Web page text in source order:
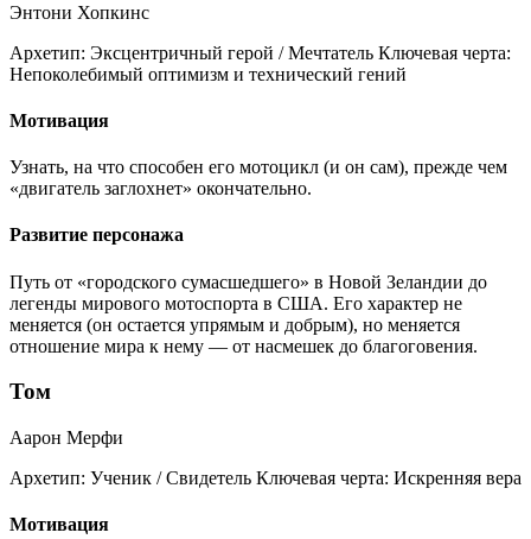
Энтони Хопкинс
Архетип: Эксцентричный герой / Мечтатель Ключевая черта:
Непоколебимый оптимизм и технический гений
Мотивация
Узнать, на что способен его мотоцикл (и он сам), прежде чем
«двигатель заглохнет» окончательно.
Развитие персонажа
Путь от «городского сумасшедшего» в Новой Зеландии до
легенды мирового мотоспорта в США. Его характер не
меняется (он остается упрямым и добрым), но меняется
отношение мира к нему — от насмешек до благоговения.
Том
Аарон Мерфи
Архетип: Ученик / Свидетель Ключевая черта: Искренняя вера
Мотивация